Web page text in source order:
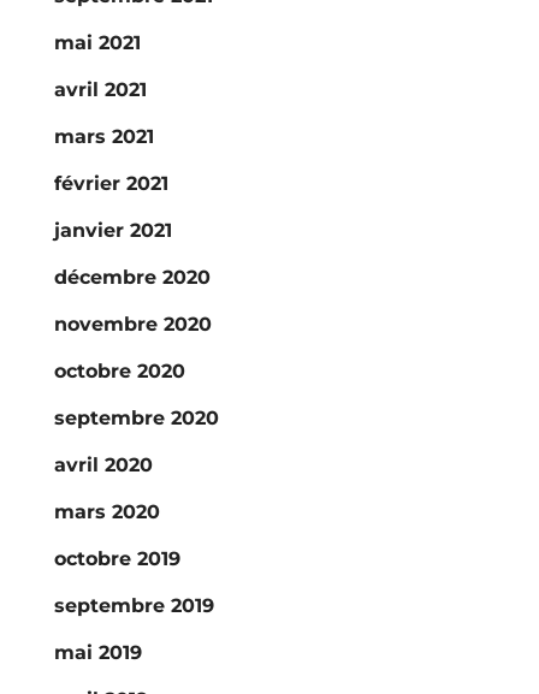
mai 2021
avril 2021
mars 2021
février 2021
janvier 2021
décembre 2020
novembre 2020
octobre 2020
septembre 2020
avril 2020
mars 2020
octobre 2019
septembre 2019
mai 2019